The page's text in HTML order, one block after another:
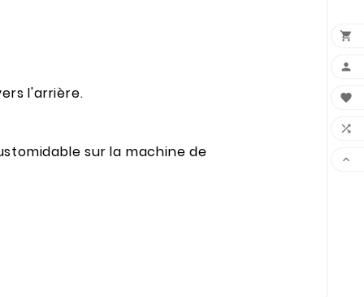
l'arrière.
sur la machine de




